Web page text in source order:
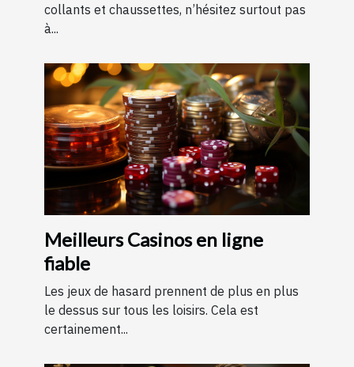
collants et chaussettes, n’hésitez surtout pas
à...
Meilleurs Casinos en ligne
fiable
Les jeux de hasard prennent de plus en plus
le dessus sur tous les loisirs. Cela est
certainement...